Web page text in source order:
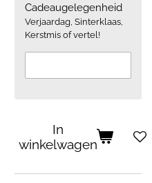
Cadeaugelegenheid
Verjaardag, Sinterklaas,
Kerstmis of vertel!
In
winkelwagen